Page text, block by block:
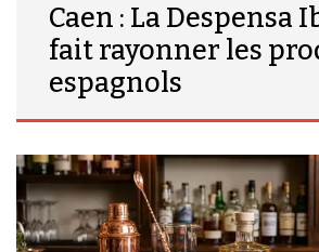
Caen : La Despensa
fait rayonner les
espagnols